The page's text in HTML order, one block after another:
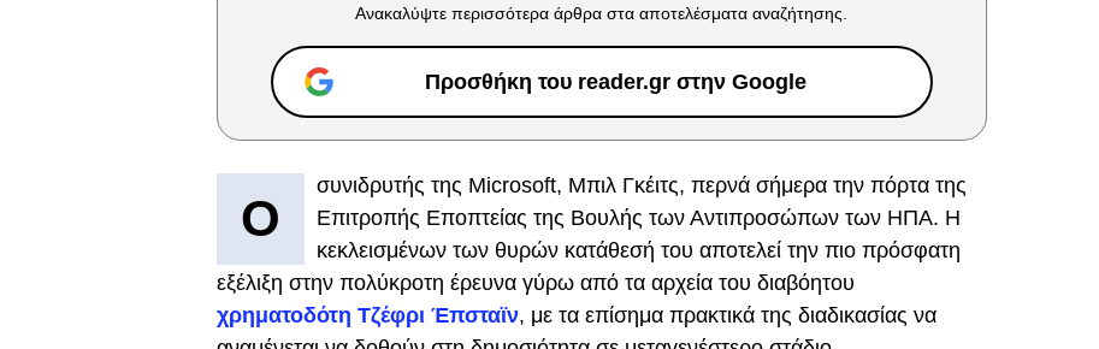
Ανακαλύψτε περισσότερα άρθρα στα αποτελέσματα αναζήτησης.
Προσθήκη του reader.gr στην Google
Ο
συνιδρυτής της Microsoft, Μπιλ Γκέιτς, περνά σήμερα την πόρτα της
Επιτροπής Εποπτείας της Βουλής των Αντιπροσώπων των ΗΠΑ. Η
κεκλεισμένων των θυρών κατάθεσή του αποτελεί την πιο πρόσφατη
εξέλιξη στην πολύκροτη έρευνα γύρω από τα αρχεία του διαβόητου
χρηματοδότη Τζέφρι Έπσταϊν, με τα επίσημα πρακτικά της διαδικασίας να